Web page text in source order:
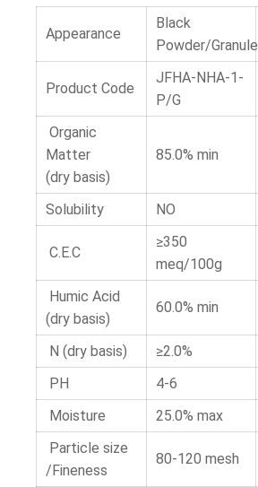
Appearance
Black
Powder/Granule
Product Code
JFHA-NHA-1-
P/G
Organic
Matter
(dry basis)
85.0% min
Solubility NO
C.E.C
≥350
meq/100g
Humic Acid
(dry basis)
60.0% min
N (dry basis) ≥2.0%
PH
4-6
Moisture
25.0% max
Particle size
/Fineness
80-120 mesh